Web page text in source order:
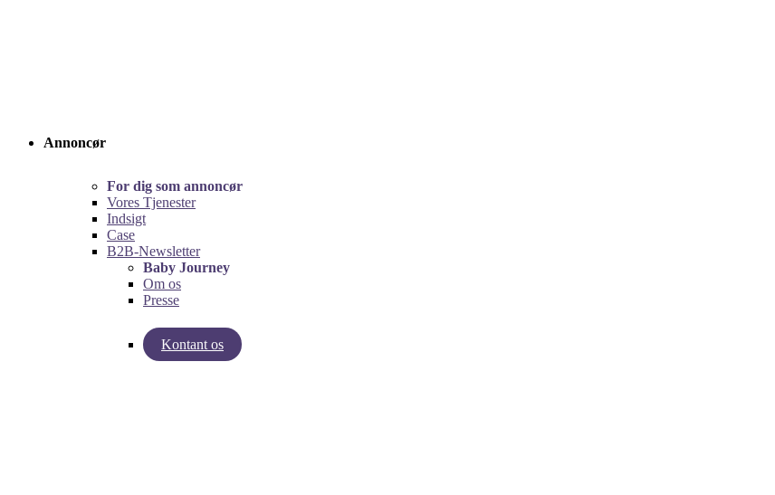
Annoncør
For dig som annoncør
Vores Tjenester
Indsigt
Case
B2B-Newsletter
Baby Journey
Om os
Presse
Kontant os